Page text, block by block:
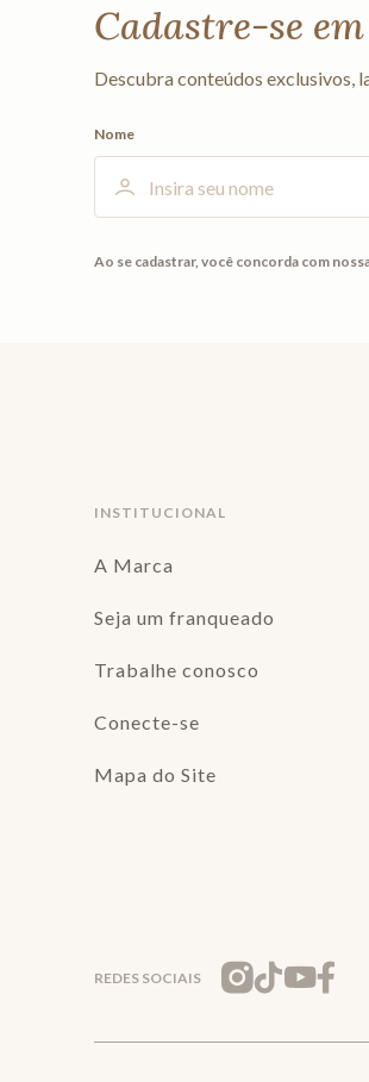
Cadastre-se
Descubra conteúdos exclusivos,
Nome
Ao se cadastrar, você concorda com
INSTITUCIONAL
A Marca
Seja um franqueado
Trabalhe conosco
Conecte-se
Mapa do Site
REDES SOCIAIS